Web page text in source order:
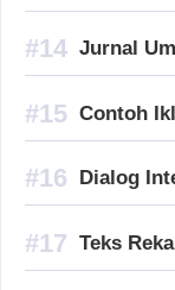
Jurnal
Contoh
Dialog
Teks